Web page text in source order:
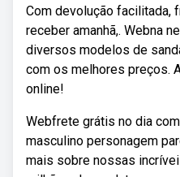
Com devolução facilitada,
receber amanhã,. Webna
diversos modelos de
com os melhores preços.
online!
Webfrete grátis no dia
masculino personagem
mais sobre nossas